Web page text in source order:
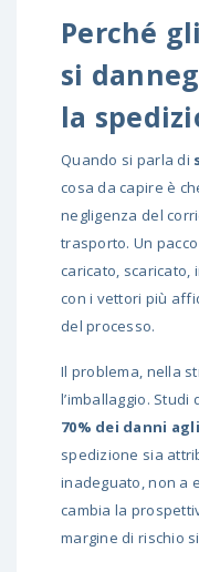
Perché
si
la
Quando si parla di
cosa da capire è
negligenza del
trasporto. Un
caricato, scaricato,
con i vettori più
del processo.
Il problema, nella
l’imballaggio.
70% dei danni
spedizione sia
inadeguato, non a
cambia la
margine di rischio